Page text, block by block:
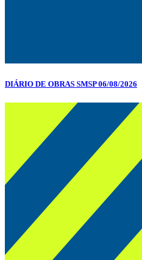
DIÁRIO DE OBRAS SMSP 06/08/2026